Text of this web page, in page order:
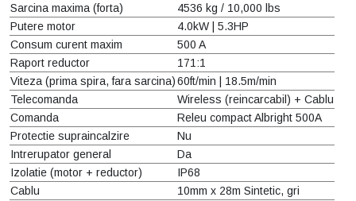
Sarcina maxima (forta)
4536 kg / 10,000 lbs
Putere motor
4.0kW | 5.3HP
Consum curent maxim
500 A
Raport reductor
171:1
Viteza (prima spira, fara sarcina)60ft/min | 18.5m/min
Telecomanda
Wireless (reincarcabil) + Cablu
Comanda
Releu compact Albright 500A
Protectie supraincalzire
Nu
Intrerupator general
Da
Izolatie (motor + reductor)
IP68
Cablu
10mm x 28m Sintetic, gri